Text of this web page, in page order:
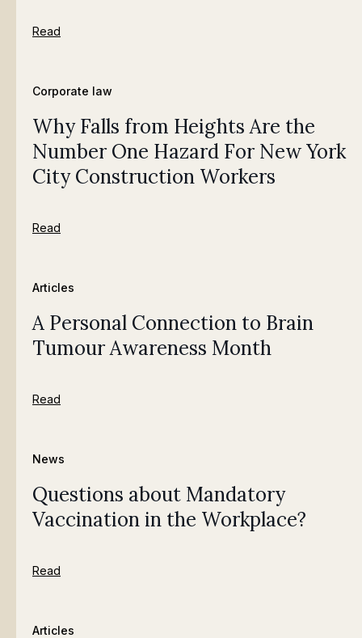
Read
Corporate law
Why Falls from Heights Are the
Number One Hazard For New York
City Construction Workers
Read
Articles
A Personal Connection to Brain
Tumour Awareness Month
Read
News
Questions about Mandatory
Vaccination in the Workplace?
Read
Articles